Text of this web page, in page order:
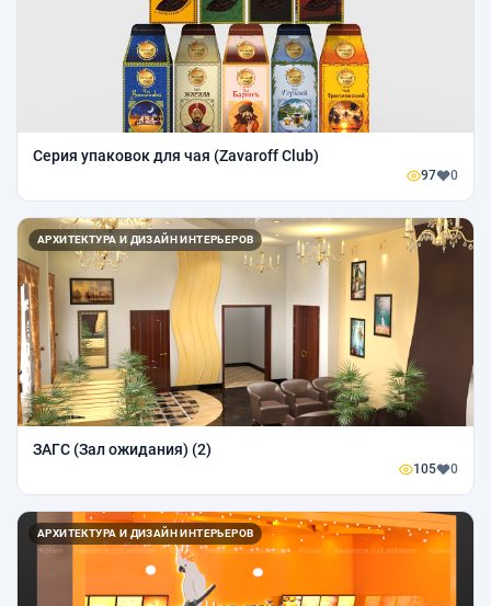
Серия упаковок для чая (Zavaroff Club)
97 0
АРХИТЕКТУРА И ДИЗАЙН ИНТЕРЬЕРОВ
ЗАГС (Зал ожидания) (2)
105 0
АРХИТЕКТУРА И ДИЗАЙН ИНТЕРЬЕРОВ